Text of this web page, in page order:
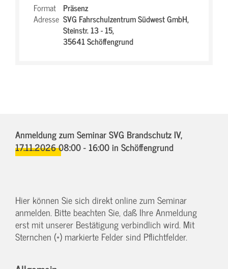
Format Präsenz
Adresse SVG Fahrschulzentrum Südwest GmbH,
Steinstr. 13 - 15,
35641 Schöffengrund
Anmeldung zum Seminar SVG Brandschutz IV,
17.11.2026 08:00 - 16:00in Schöffengrund
Hier können Sie sich direkt online zum Seminar
anmelden. Bitte beachten Sie, daß Ihre Anmeldung
erst mit unserer Bestätigung verbindlich wird. Mit
Sternchen (*) markierte Felder sind Pflichtfelder.